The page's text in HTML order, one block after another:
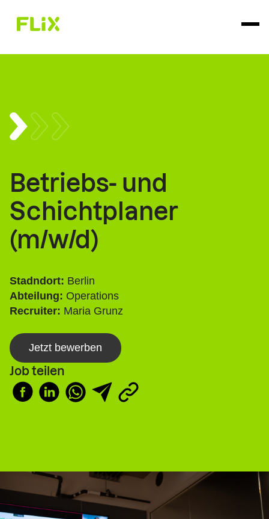
Betriebs- und
Schichtplaner
(m/w/d)
Stadndort: Berlin
Abteilung: Operations
Recruiter: Maria Grunz
Jetzt bewerben
Job teilen